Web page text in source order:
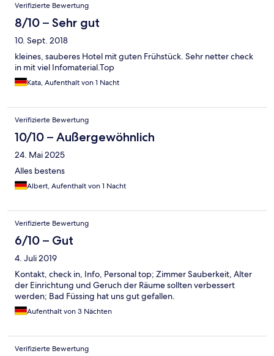
Verifizierte Bewertung
8/10 – Sehr gut
10. Sept. 2018
kleines, sauberes Hotel mit guten Frühstück. Sehr netter check
in mit viel Infomaterial.Top
Kata, Aufenthalt von 1 Nacht
Verifizierte Bewertung
10/10 – Außergewöhnlich
24. Mai 2025
Alles bestens
Albert, Aufenthalt von 1 Nacht
Verifizierte Bewertung
6/10 – Gut
4. Juli 2019
Kontakt, check in, Info, Personal top; Zimmer Sauberkeit, Alter
der Einrichtung und Geruch der Räume sollten verbessert
werden; Bad Füssing hat uns gut gefallen.
Aufenthalt von 3 Nächten
Verifizierte Bewertung